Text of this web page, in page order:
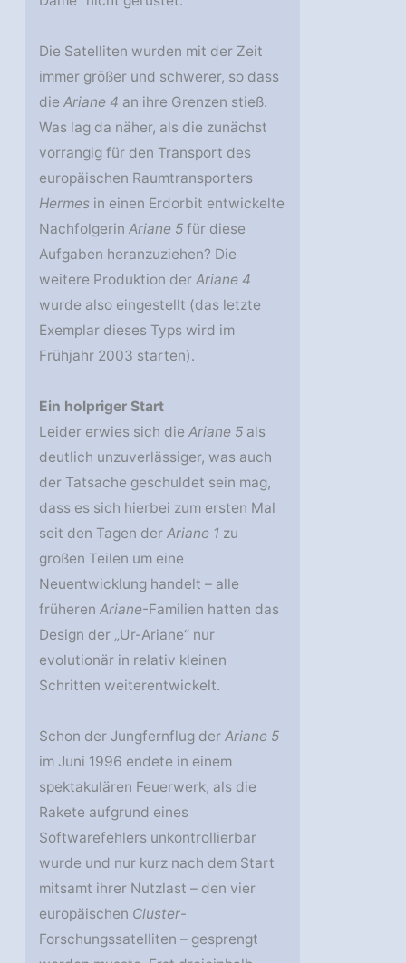
Die Satelliten wurden mit der Zeit
immer größer und schwerer, so dass
dieAriane 4 an ihre Grenzen stieß.
Was lag da näher, als die zunächst
vorrangig für den Transport des
europäischen Raumtransporters
Hermes in einen Erdorbit entwickelte
NachfolgerinAriane 5 für diese
Aufgaben heranzuziehen? Die
weitere Produktion derAriane 4
wurde also eingestellt (das letzte
Exemplar dieses Typs wird im
Frühjahr 2003 starten).
Ein holpriger Start
Leider erwies sich dieAriane 5 als
deutlich unzuverlässiger, was auch
der Tatsache geschuldet sein mag,
dass es sich hierbei zum ersten Mal
seit den Tagen derAriane 1 zu
großen Teilen um eine
Neuentwicklung handelt – alle
früherenAriane-Familien hatten das
Design der „Ur-Ariane“ nur
evolutionär in relativ kleinen
Schritten weiterentwickelt.
Schon der Jungfernflug derAriane 5
im Juni 1996 endete in einem
spektakulären Feuerwerk, als die
Rakete aufgrund eines
Softwarefehlers unkontrollierbar
wurde und nur kurz nach dem Start
mitsamt ihrer Nutzlast – den vier
europäischen Cluster-
Forschungssatelliten – gesprengt